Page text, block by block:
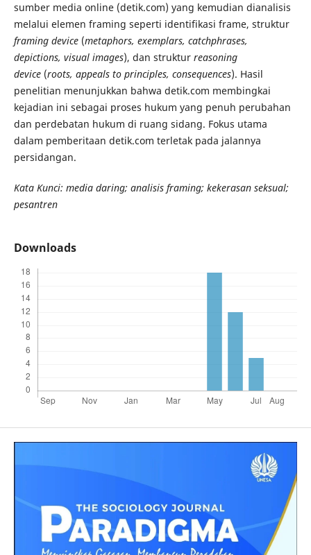
sumber media online (detik.com) yang kemudian dianalisis
melalui elemen framing seperti identifikasi frame, struktur
framing device(metaphors, exemplars, catchphrases,
depictions, visual images), dan struktur reasoning
device(roots, appeals to principles, consequences). Hasil
penelitian menunjukkan bahwa detik.com membingkai
kejadian ini sebagai proses hukum yang penuh perubahan
dan perdebatan hukum di ruang sidang. Fokus utama
dalam pemberitaan detik.com terletak pada jalannya
persidangan.
Kata Kunci: media daring; analisis framing; kekerasan seksual;
pesantren
Downloads